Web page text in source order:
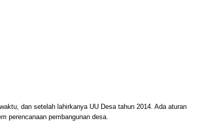
dan setelah lahirkanya UU Desa tahun 2014. Ada aturan
perencanaan pembangunan desa.